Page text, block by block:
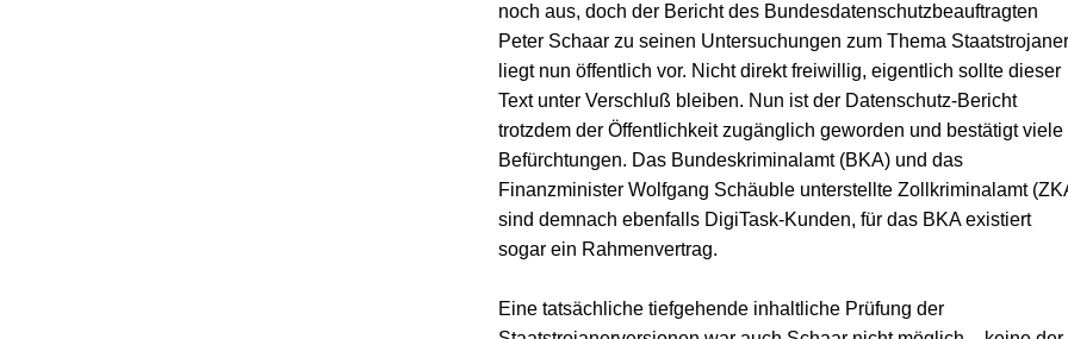
noch aus, doch der Bericht des Bundesdatenschutzbeauftragten
Peter Schaar zu seinen Untersuchungen zum Thema Staatstrojaner
liegt nun öffentlich vor. Nicht direkt freiwillig, eigentlich sollte dieser
Text unter Verschluß bleiben. Nun ist der Datenschutz-Bericht
trotzdem der Öffentlichkeit zugänglich geworden und bestätigt viele
Befürchtungen. Das Bundeskriminalamt (BKA) und das
Finanzminister Wolfgang Schäuble unterstellte Zollkriminalamt
sind demnach ebenfalls DigiTask-Kunden, für das BKA existiert
sogar ein Rahmenvertrag.
Eine tatsächliche tiefgehende inhaltliche Prüfung der